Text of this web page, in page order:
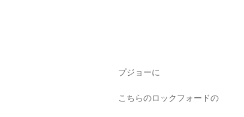
プジョーに
こちらのロックフォードの